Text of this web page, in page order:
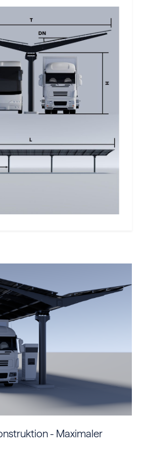
- Maximaler